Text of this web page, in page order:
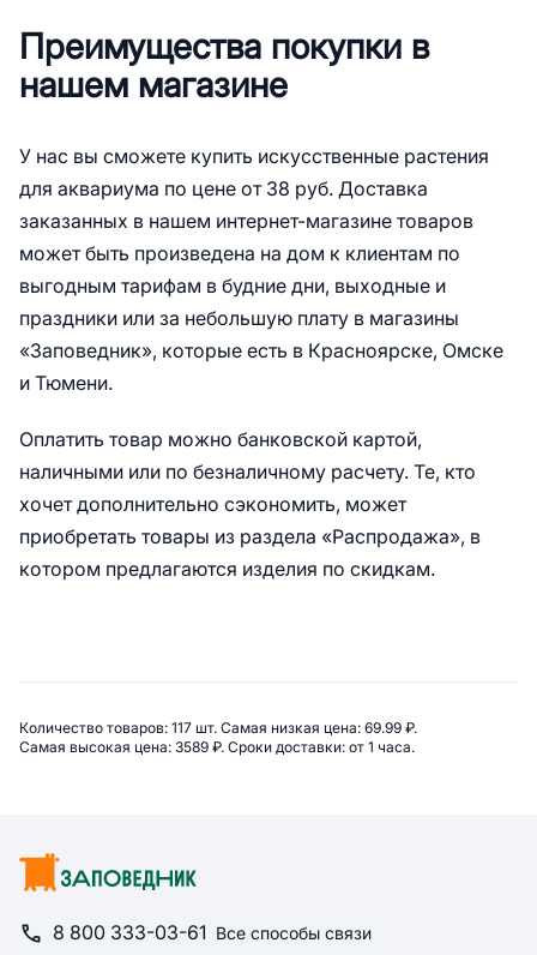
Преимущества покупки в
нашем магазине
У нас вы сможете купить искусственные растения
для аквариума по цене от 38 руб. Доставка
заказанных в нашем интернет-магазине товаров
может быть произведена на дом к клиентам по
выгодным тарифам в будние дни, выходные и
праздники или за небольшую плату в магазины
«Заповедник», которые есть в Красноярске, Омске
и Тюмени.
Оплатить товар можно банковской картой,
наличными или по безналичному расчету. Те, кто
хочет дополнительно сэкономить, может
приобретать товары из раздела «Распродажа», в
котором предлагаются изделия по скидкам.
Сводная информация по
Количество товаров: 117 шт. Самая низкая цена: 69.99 ₽.
Самая высокая цена: 3589 ₽. Сроки доставки: от 1 часа.
8 800 333-03-61 Все способы связи